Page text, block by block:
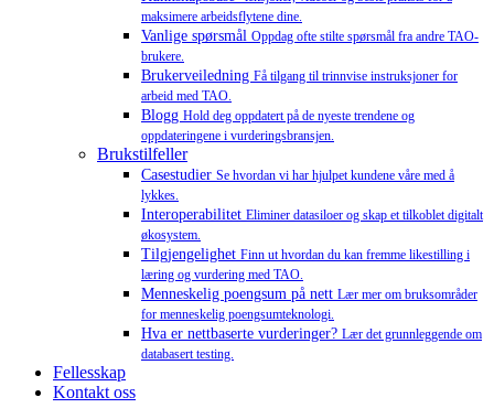
maksimere arbeidsflytene dine.
Vanlige spørsmål Oppdag ofte stilte spørsmål fra andre TAO-
brukere.
Brukerveiledning Få tilgang til trinnvise instruksjoner for
arbeid med TAO.
Blogg Hold deg oppdatert på de nyeste trendene og
oppdateringene i vurderingsbransjen.
Brukstilfeller
Casestudier Se hvordan vi har hjulpet kundene våre med å
lykkes.
Interoperabilitet Eliminer datasiloer og skap et tilkoblet digitalt
økosystem.
Tilgjengelighet Finn ut hvordan du kan fremme likestilling i
læring og vurdering med TAO.
Menneskelig poengsum på nett Lær mer om bruksområder
for menneskelig poengsumteknologi.
Hva er nettbaserte vurderinger? Lær det grunnleggende om
databasert testing.
Fellesskap
Kontakt oss